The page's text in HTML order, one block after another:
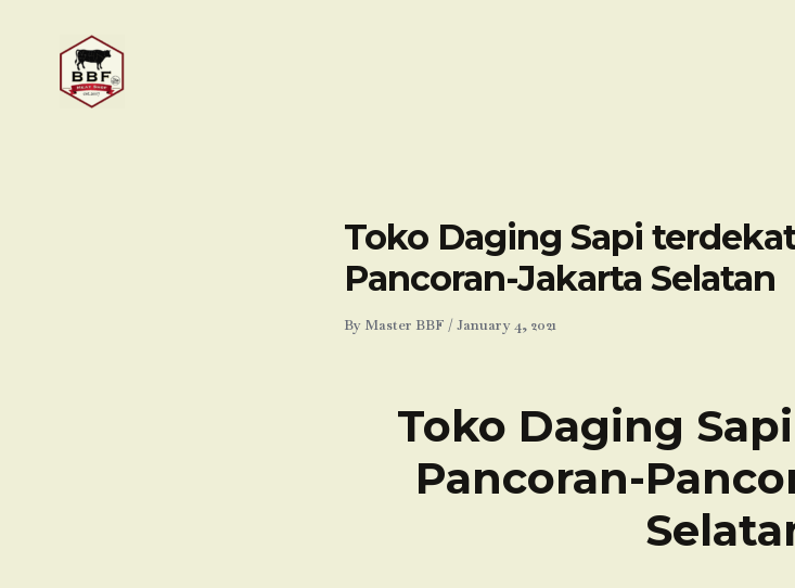
Toko Daging Sapi
Pancoran-Jakarta Selatan
By Master BBF /January 4, 2021
Toko Daging
Pancoran-